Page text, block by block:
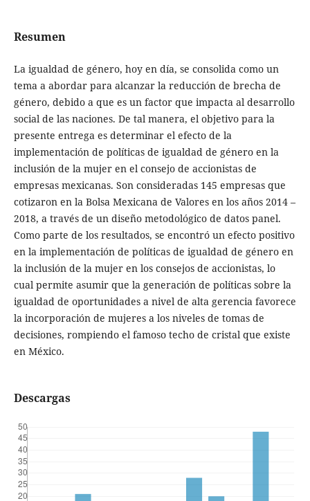
Resumen
La igualdad de género, hoy en día, se consolida como un
tema a abordar para alcanzar la reducción de brecha de
género, debido a que es un factor que impacta al desarrollo
social de las naciones. De tal manera, el objetivo para la
presente entrega es determinar el efecto de la
implementación de políticas de igualdad de género en la
inclusión de la mujer en el consejo de accionistas de
empresas mexicanas. Son consideradas 145 empresas que
cotizaron en la Bolsa Mexicana de Valores en los años 2014 –
2018, a través de un diseño metodológico de datos panel.
Como parte de los resultados, se encontró un efecto positivo
en la implementación de políticas de igualdad de género en
la inclusión de la mujer en los consejos de accionistas, lo
cual permite asumir que la generación de políticas sobre la
igualdad de oportunidades a nivel de alta gerencia favorece
la incorporación de mujeres a los niveles de tomas de
decisiones, rompiendo el famoso techo de cristal que existe
en México.
Descargas